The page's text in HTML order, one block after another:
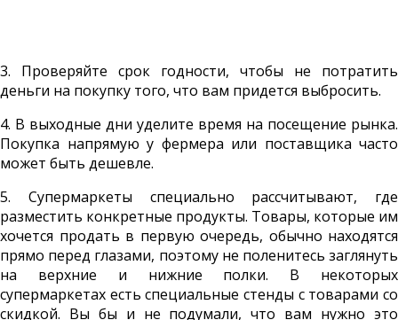
3. Проверяйте срок годности, чтобы не потратить
деньги на покупку того, что вам придется выбросить.
4. В выходные дни уделите время на посещение рынка.
Покупка напрямую у фермера или поставщика часто
может быть дешевле.
5. Супермаркеты специально рассчитывают, где
разместить конкретные продукты. Товары, которые им
хочется продать в первую очередь, обычно находятся
прямо перед глазами, поэтому не поленитесь заглянуть
на верхние и нижние полки. В некоторых
супермаркетах есть специальные стенды с товарами со
скидкой. Вы бы и не подумали, что вам нужно это